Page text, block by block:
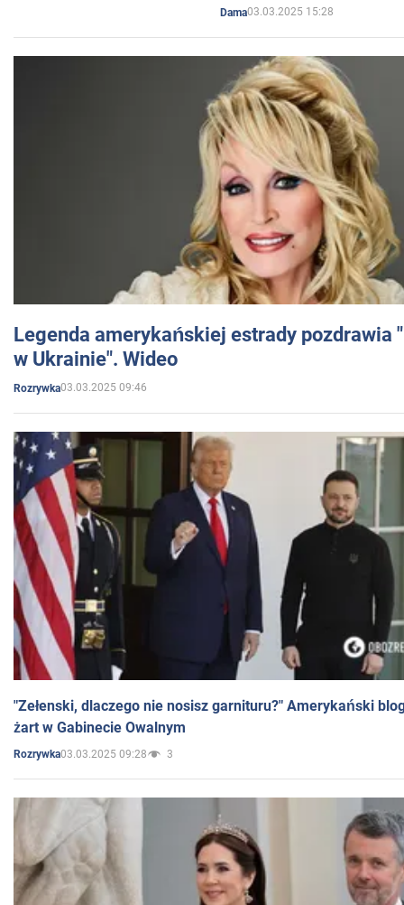
Dama03.03.2025 15:28
Legenda amerykańskiej estrady pozdrawia
w Ukrainie". Wideo
Rozrywka03.03.2025 09:46
"Zełenski, dlaczego nie nosisz garnituru?" Amerykański
żart w Gabinecie Owalnym
Rozrywka03.03.2025 09:28 3